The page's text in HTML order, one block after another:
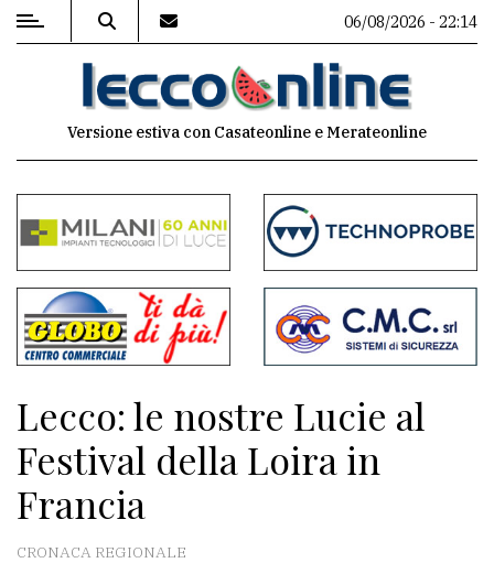
MENU
commenti
Contenuti
del
sito
Meteo
CONTATTI
La
06/08/2026 - 22:14
Versione estiva con Casateonline e Merateonline
Lecco: le nostre Lucie al
Festival della Loira in
Francia
CRONACA REGIONALE